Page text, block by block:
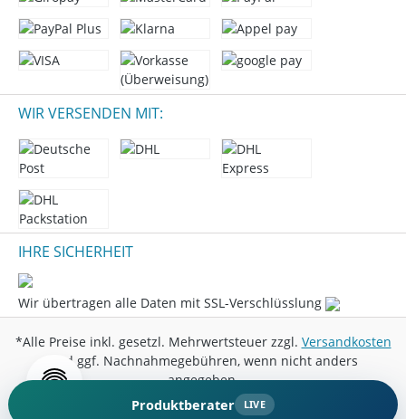
WIR VERSENDEN MIT:
IHRE SICHERHEIT
Wir übertragen alle Daten mit SSL-Verschlüsslung
*Alle Preise inkl. gesetzl. Mehrwertsteuer zzgl. Versandkosten
und ggf. Nachnahmegebühren, wenn nicht anders
angegeben.
© 2026 Marini Entertainment GmbH - All Rights Reserved.
Produktberater LIVE